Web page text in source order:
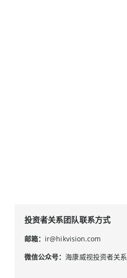
投资者关系团队联系方式
邮箱： ir@hikvision.com
微信公众号：海康威视投资者关系